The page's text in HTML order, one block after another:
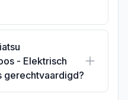
- Elektrisch
gerechtvaardigd?